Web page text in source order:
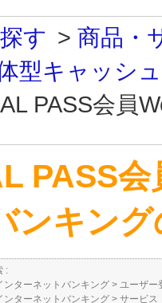
す > 商品・
型キャッシ
PASS会員
PASS
ンキン
:
ンターネットバンキング > ユーザー
ンターネットバンキング > サービス